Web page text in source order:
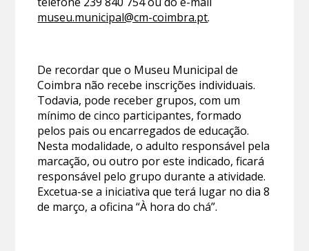
museu.municipal@cm-coimbra.pt.
De recordar que o Museu Municipal de
Coimbra não recebe inscrições individuais.
Todavia, pode receber grupos, com um
mínimo de cinco participantes, formado
pelos pais ou encarregados de educação.
Nesta modalidade, o adulto responsável pela
marcação, ou outro por este indicado, ficará
responsável pelo grupo durante a atividade.
Excetua-se a iniciativa que terá lugar no dia 8
de março, a oficina “À hora do chá”.